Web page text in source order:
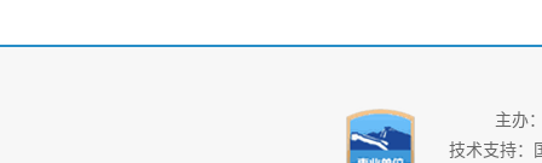
主办
技术支持：